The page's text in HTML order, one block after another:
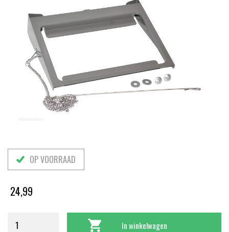
OP VOORRAAD
24,99
In winkelwagen